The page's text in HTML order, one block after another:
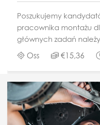
Poszukujemy
pracownika montażu
głównych zadań
telewizorów, dużych
pracy obejmuje
Oss €15,36